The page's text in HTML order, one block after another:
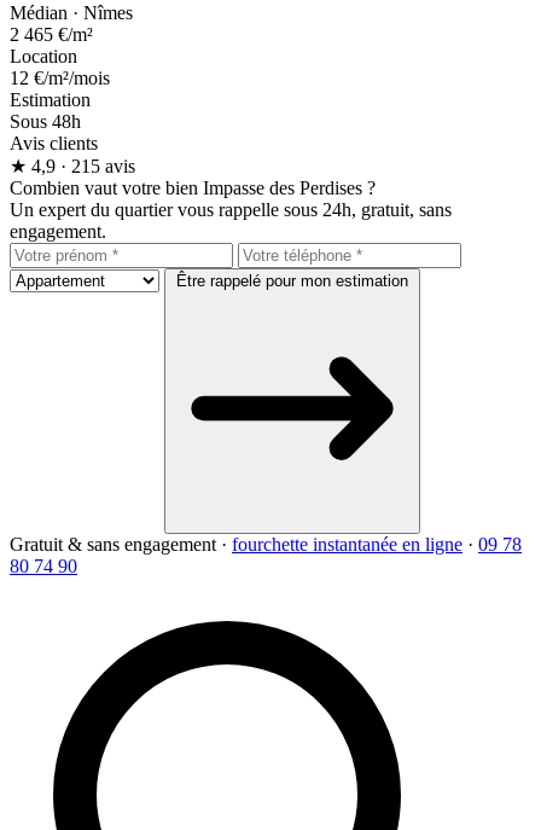
Médian · Nîmes
2 465 €/m²
Location
12 €/m²/mois
Estimation
Sous 48h
Avis clients
★ 4,9 · 215 avis
Combien vaut votre bien Impasse des Perdises ?
Un expert du quartier vous rappelle sous 24h, gratuit, sans
engagement.
Être rappelé pour mon estimation
Gratuit & sans engagement · fourchette instantanée en ligne · 09 78
80 74 90